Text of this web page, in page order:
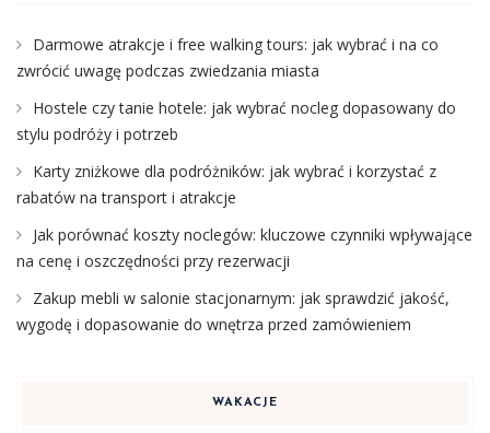
Darmowe atrakcje i free walking tours: jak wybrać i na co
zwrócić uwagę podczas zwiedzania miasta
Hostele czy tanie hotele: jak wybrać nocleg dopasowany do
stylu podróży i potrzeb
Karty zniżkowe dla podróżników: jak wybrać i korzystać z
rabatów na transport i atrakcje
Jak porównać koszty noclegów: kluczowe czynniki wpływające
na cenę i oszczędności przy rezerwacji
Zakup mebli w salonie stacjonarnym: jak sprawdzić jakość,
wygodę i dopasowanie do wnętrza przed zamówieniem
WAKACJE